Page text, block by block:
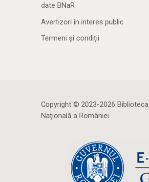
date BNaR
Avertizori în interes public
Termeni și condiții
Copyright © 2023-2026 Biblioteca
Naţională a României